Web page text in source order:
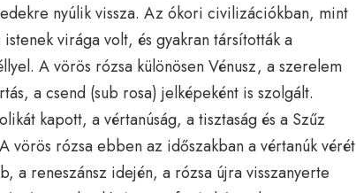
nyúlik vissza. Az ókori civilizációkban, mint
virága volt, és gyakran társították a
A vörös rózsa különösen Vénusz, a szerelem
a csend (sub rosa) jelképeként is szolgált.
kapott, a vértanúság, a tisztaság és a Szűz
vörös rózsa ebben az időszakban a vértanúk vérét
a reneszánsz idején, a rózsa újra visszanyerte